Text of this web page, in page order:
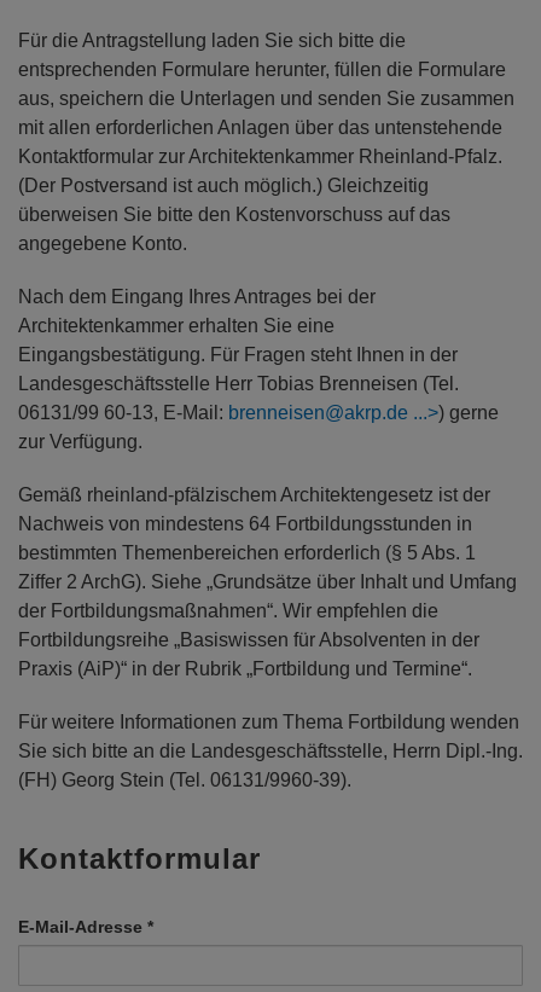
Für die Antragstellung laden Sie sich bitte die
entsprechenden Formulare herunter, füllen die Formulare
aus, speichern die Unterlagen und senden Sie zusammen
mit allen erforderlichen Anlagen über das untenstehende
Kontaktformular zur Architektenkammer Rheinland-Pfalz.
(Der Postversand ist auch möglich.) Gleichzeitig
überweisen Sie bitte den Kostenvorschuss auf das
angegebene Konto.
Nach dem Eingang Ihres Antrages bei der
Architektenkammer erhalten Sie eine
Eingangsbestätigung. Für Fragen steht Ihnen in der
Landesgeschäftsstelle Herr Tobias Brenneisen (Tel.
06131/99 60-13, E-Mail: brenneisen@akrp.de
) gerne
zur Verfügung.
Gemäß rheinland-pfälzischem Architektengesetz ist der
Nachweis von mindestens 64 Fortbildungsstunden in
bestimmten Themenbereichen erforderlich (§ 5 Abs. 1
Ziffer 2 ArchG). Siehe „Grundsätze über Inhalt und Umfang
der Fortbildungsmaßnahmen“. Wir empfehlen die
Fortbildungsreihe „Basiswissen für Absolventen in der
Praxis (AiP)“ in der Rubrik „Fortbildung und Termine“.
Für weitere Informationen zum Thema Fortbildung wenden
Sie sich bitte an die Landesgeschäftsstelle, Herrn Dipl.-Ing.
(FH) Georg Stein (Tel. 06131/9960-39).
Kontaktformular
E-Mail-Adresse *